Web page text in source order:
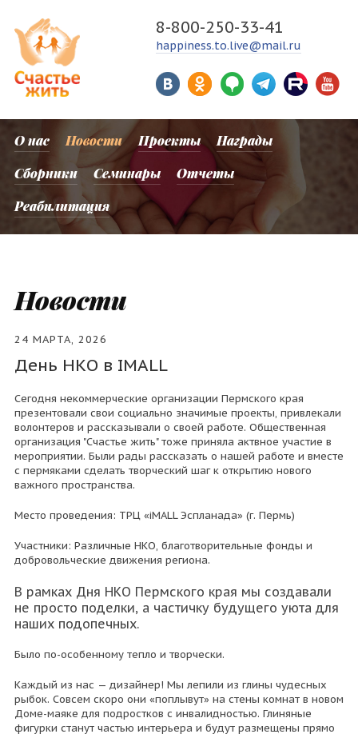
8-800-250-33-41
happiness.to.live@mail.ru
О нас Новости Проекты
Награды
Сборники
Семинары
Отчеты
Реабилитация
Новости
24 МАРТА, 2026
День НКО в IMALL
Сегодня некоммерческие организации Пермского края
презентовали свои социально значимые проекты, привлекали
волонтеров и рассказывали о своей работе. Общественная
организация "Счастье жить" тоже приняла актвное участие в
мероприятии. Были рады рассказать о нашей работе и вместе
с пермяками сделать творческий шаг к открытию нового
важного пространства.
Место проведения: ТРЦ «iMALL Эспланада» (г. Пермь)
Участники: Различные НКО, благотворительные фонды и
добровольческие движения региона.
В рамках Дня НКО Пермского края мы создавали
не просто поделки, а частичку будущего уюта для
наших подопечных.
Было по-особенному тепло и творчески.
Каждый из нас — дизайнер! Мы лепили из глины чудесных
рыбок. Совсем скоро они «поплывут» на стены комнат в новом
Доме-маяке для подростков с инвалидностью. Глиняные
фигурки станут частью интерьера и будут размещены прямо